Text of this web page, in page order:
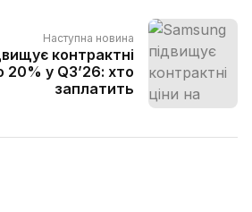
Наступна новина
контрактні
20% у Q3’26: хто
заплатить